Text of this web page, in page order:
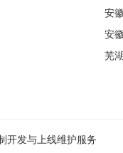
安
安
芜
开发与上线维护服务